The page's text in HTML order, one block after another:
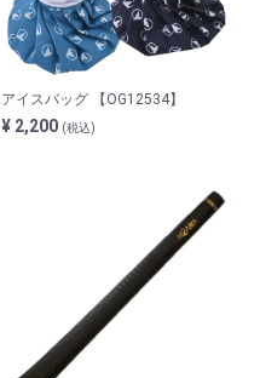
アイスバッグ 【OG12534】
¥ 2,200 (税込)